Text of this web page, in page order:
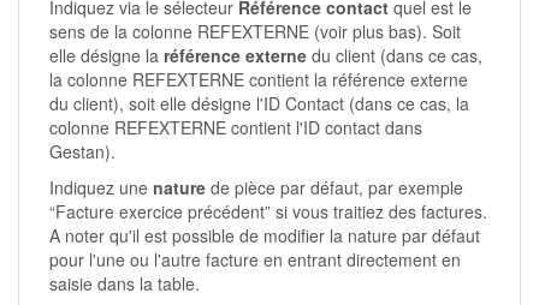
Indiquez via le sélecteur Référence contact quel est le
sens de la colonne REFEXTERNE (voir plus bas). Soit
elle désigne la référence externe du client (dans ce cas,
la colonne REFEXTERNE contient la référence externe
du client), soit elle désigne l'ID Contact (dans ce cas, la
colonne REFEXTERNE contient l'ID contact dans
Gestan).
Indiquez une nature de pièce par défaut, par exemple
“Facture exercice précédent” si vous traitiez des factures.
A noter qu'il est possible de modifier la nature par défaut
pour l'une ou l'autre facture en entrant directement en
saisie dans la table.